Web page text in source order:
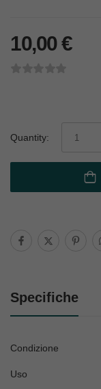
10,00€
Quantity:
Specifiche
Condizione
Uso